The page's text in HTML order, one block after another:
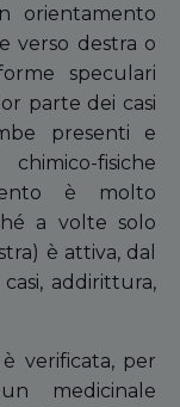
orientamento
verso destra o
speculari
parte dei casi
presenti e
fisiche
è molto
a volte solo
è attiva, dal
addirittura,
verificata, per
medicinale